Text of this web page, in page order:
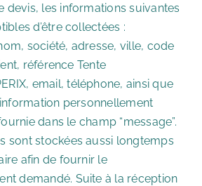
devis, les informations suivantes
d’être collectées :
société, adresse, ville, code
référence Tente
email, téléphone, ainsi que
personnellement
dans le champ “message”.
sont stockées aussi longtemps
afin de fournir le
demandé. Suite à la réception